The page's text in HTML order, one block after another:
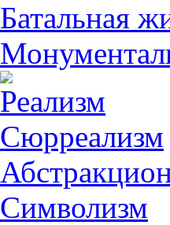
Батальная
Реализм
Сюрреализм
Символизм